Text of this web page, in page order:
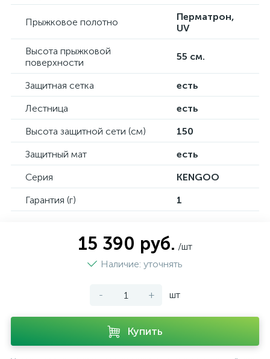
Прыжковое полотно
Перматрон,
UV
Высота прыжковой
поверхности
55 см.
Защитная сетка
есть
Лестница
есть
Высота защитной сети (см)
150
Защитный мат
есть
Серия
KENGOO
Гарантия (г)
1
15 390 руб. /шт
Наличие: уточнять
- + шт
Купить